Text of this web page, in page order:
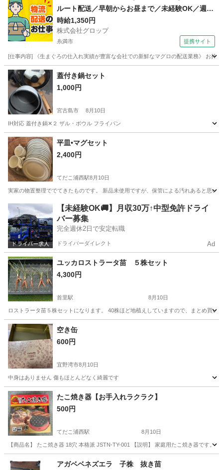
ルート配送／早朝からお昼まで／未経験OK／週休
2日／時給1,350円＋ガソリン代／正社員登用前提
時給1,350円
株式会社グロップ
糸満市 提携サイト
[仕事内容] 《生まぐろの仕入れ実績が豊富な会社での新鮮なマグロの配送業務》 お持
沖縄 糸満市 ドライバー
蓋付き鍋セット
1,000円
宮古島市 8月10日
IH対応 蓋付き鍋✕２ ザル・ボウル フライパン
沖縄 宮古島市 調理器具
平皿•マグセット
2,400円
てだこ浦西駅8月10日
実家の物置整理ででてきたものです。 新品未使用ですが、保管による汚れあると思い
うるま市 てだこ浦西駅 食器
【未経験OK🚚】月収30万↑中型免許ドライ
バー募集
完全週休2日で安定転職
ドライバーダイレクト Ad
ユッカロストラータ苗 ５株セット
4,300円
首里駅 8月10日
ロストラータ苗５株セットになります。 40株ほど地植えしていますので、まとめ買い
沖縄 那覇市 首里駅
空き缶
600円
宜野湾市8月10日
中身はありません 傷もほとんどなく綺麗です
沖縄 宜野湾市 その他
たこ焼き器【お手入れラクラク】
500円
てだこ浦西駅 8月10日
【商品名】 たこ焼き器 18穴 本格派 JSTN-TY-001 【説明】 家庭用たこ焼き器です。
沖縄 宜野湾市 てだこ浦西駅 調理器具
アガベベネズエラ 子株 抜き苗